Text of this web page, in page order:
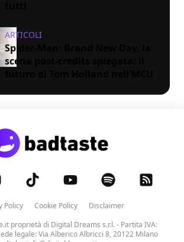
ARTICOLI
Spider-Man: Brand New Day, la
scena post-credits spiegata: il
Policy Cookie Policy
Disclaimer
proprietà di Digital Dreams s.r.l.- Partita IVA:
legale: Via Alberico Albricci 8, 20122 Milano